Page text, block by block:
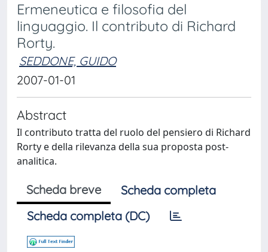
Ermeneutica e filosofia del
linguaggio. Il contributo di Richard
Rorty.
SEDDONE, GUIDO
2007-01-01
Abstract
Il contributo tratta del ruolo del pensiero di Richard
Rorty e della rilevanza della sua proposta post-
analitica.
Scheda breve
Scheda completa
Scheda completa (DC)